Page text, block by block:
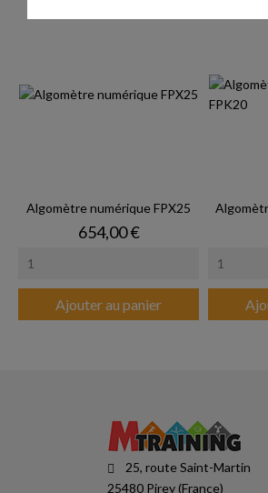
Algomètre numérique FPX25
Prix
654,00 €
Ajouter au panier
25, route Saint-Martin
25480 Pirey (France)